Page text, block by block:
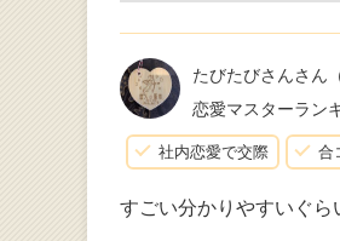
たびたびさんさん
恋愛マスターラン
社内恋愛で交際 合
すごい分かりやすいぐら